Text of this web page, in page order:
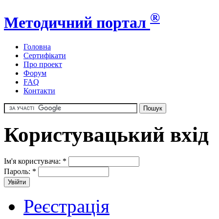
Методичний портал ®
Головна
Сертифікати
Про проект
Форум
FAQ
Контакти
Користувацький вхід
Ім'я користувача: *
Пароль: *
Реєстрація